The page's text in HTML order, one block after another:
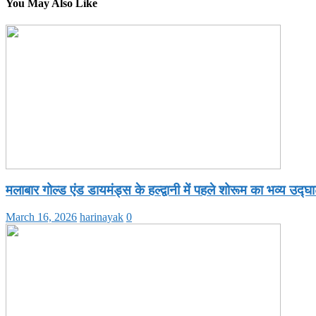
You May Also Like
मलाबार गोल्ड एंड डायमंड्स के हल्द्वानी में पहले शोरूम का भव्य
March 16, 2026 harinayak 0